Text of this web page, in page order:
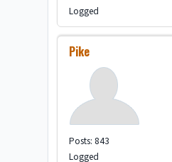
Logged
Pike
Posts: 843
Logged